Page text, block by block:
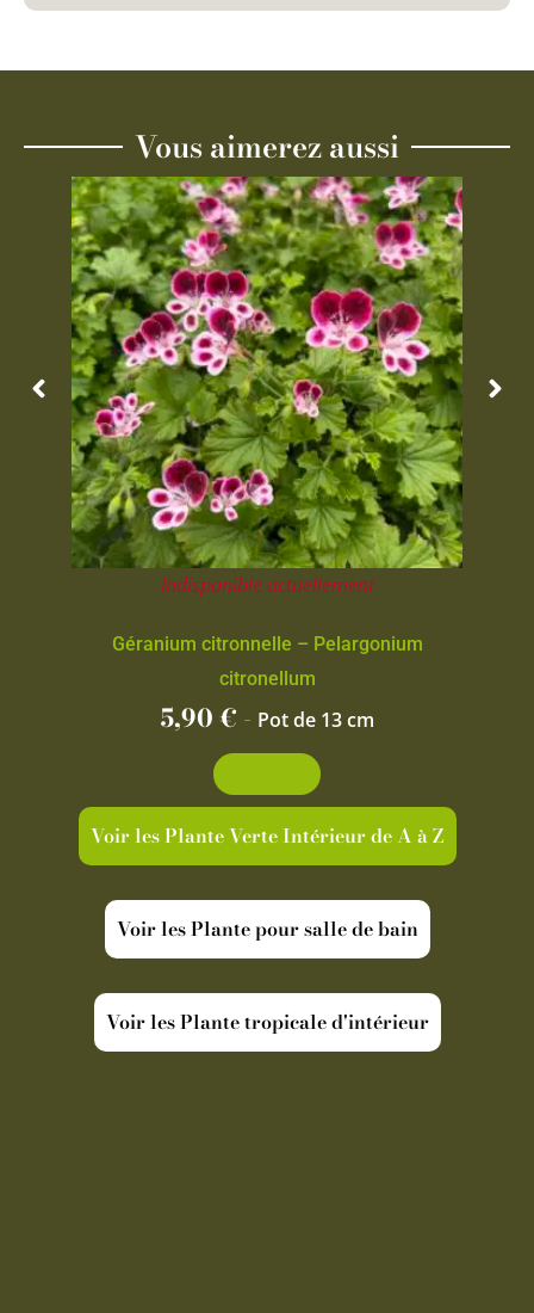
Vous aimerez aussi
Indisponible actuellement
Géranium citronnelle – Pelargonium
citronellum
5,90€ - Pot de 13 cm
Voir les Plante Verte Intérieur de A à Z
Voir les Plante pour salle de bain
Voir les Plante tropicale d'intérieur